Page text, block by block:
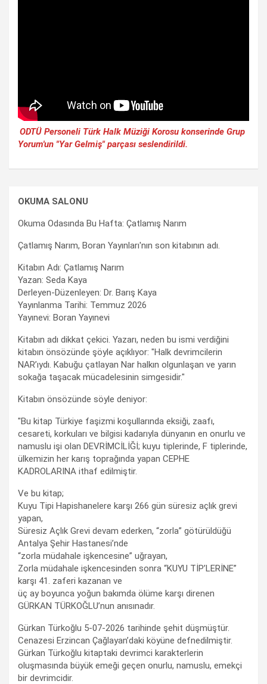
ODTÜ Personeli Türk Halk Müziği Korosu konserinde Grup
Yorum'un "Yar Gelmiş" parçası seslendirildi.
OKUMA SALONU
Okuma Odasında Bu Hafta: Çatlamış Narım
Çatlamış Narım, Boran Yayınları'nın son kitabının adı.
Kitabın Adı: Çatlamış Narım
Yazan: Seda Kaya
Derleyen-Düzenleyen: Dr. Barış Kaya
Yayınlanma Tarihi: Temmuz 2026
Yayınevi: Boran Yayınevi
Kitabın adı dikkat çekici. Yazarı, neden bu ismi verdiğini
kitabın önsözünde şöyle açıklıyor: "Halk devrimcilerin
NAR’ıydı. Kabuğu çatlayan Nar halkın olgunlaşan ve yarın
sokağa taşacak mücadelesinin simgesidir."
Kitabın önsözünde söyle deniyor:
"Bu kitap Türkiye faşizmi koşullarında eksiği, zaafı,
cesareti, korkuları ve bilgisi kadarıyla dünyanın en onurlu ve
namuslu işi olan DEVRİMCİLİĞİ; kuyu tiplerinde, F tiplerinde,
ülkemizin her karış toprağında yapan CEPHE
KADROLARINA ithaf edilmiştir.
Ve bu kitap;
Kuyu Tipi Hapishanelere karşı 266 gün süresiz açlık grevi
yapan,
Süresiz Açlık Grevi devam ederken, “zorla” götürüldüğü
Antalya Şehir Hastanesi’nde
“zorla müdahale işkencesine” uğrayan,
Zorla müdahale işkencesinden sonra “KUYU TİP’LERİNE”
karşı 41. zaferi kazanan ve
üç ay boyunca yoğun bakımda ölüme karşı direnen
GÜRKAN TÜRKOĞLU’nun anısınadır.
Gürkan Türkoğlu 5-07-2026 tarihinde şehit düşmüştür.
Cenazesi Erzincan Çağlayan’daki köyüne defnedilmiştir.
Gürkan Türkoğlu kitaptaki devrimci karakterlerin
oluşmasında büyük emeği geçen onurlu, namuslu, emekçi
bir devrimcidir.